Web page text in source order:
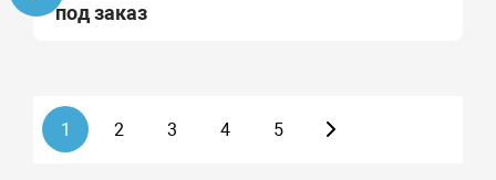
под заказ
1 2 3 4 5